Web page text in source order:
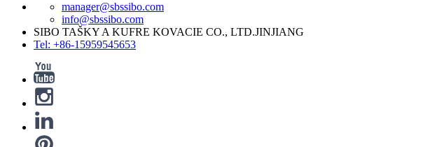
manager@sbssibo.com
info@sbssibo.com
SIBO TAŠKY A KUFRE KOVACIE CO., LTD.JINJIANG
Tel: +86-15959545653